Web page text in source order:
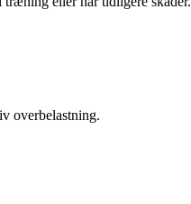
overbelastning.